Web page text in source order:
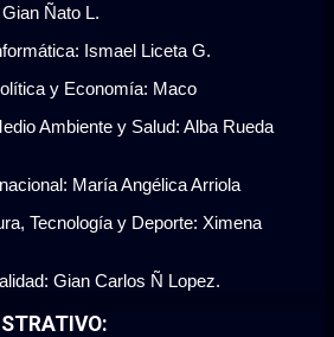
Ñato L.
Ismael Liceta G.
y Economía: Maco
Ambiente y Salud: Alba Rueda
María Angélica Arriola
Tecnología y Deporte: Ximena
Gian Carlos Ñ Lopez.